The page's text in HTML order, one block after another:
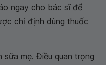
ngay cho bác sĩ để
chỉ định dùng thuốc
sữa mẹ. Điều quan trọng